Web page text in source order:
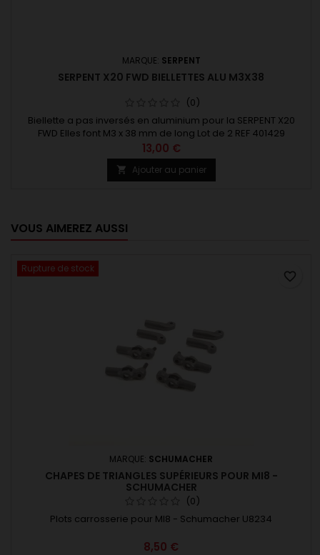
MARQUE: SERPENT
SERPENT X20 FWD BIELLETTES ALU M3X38
(0)
Biellette a pas inversés en aluminium pour la SERPENT X20
FWD Elles font M3 x 38 mm de long Lot de 2 REF 401429
13,00 €
 Ajouter au panier
VOUS AIMEREZ AUSSI
Rupture de stock
MARQUE: SCHUMACHER
CHAPES DE TRIANGLES SUPÉRIEURS POUR MI8 -
SCHUMACHER
(0)
Plots carrosserie pour MI8 - Schumacher U8234
8,50 €
favorite_border